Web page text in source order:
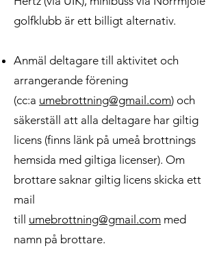
golfklubb är ett billigt alternativ.
Anmäl deltagare till aktivitet och
arrangerande förening
(cc:a umebrottning@gmail.com) och
säkerställ att alla deltagare har giltig
licens (finns länk på umeå brottnings
hemsida med giltiga licenser). Om
brottare saknar giltig licens skicka ett
mail
till umebrottning@gmail.com med
namn på brottare.